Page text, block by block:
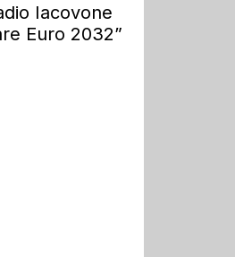
Iacovone
Euro 2032”